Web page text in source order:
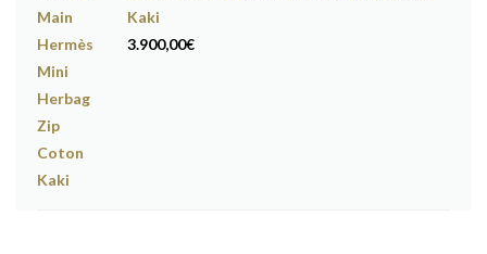
Kaki
3.900,00€